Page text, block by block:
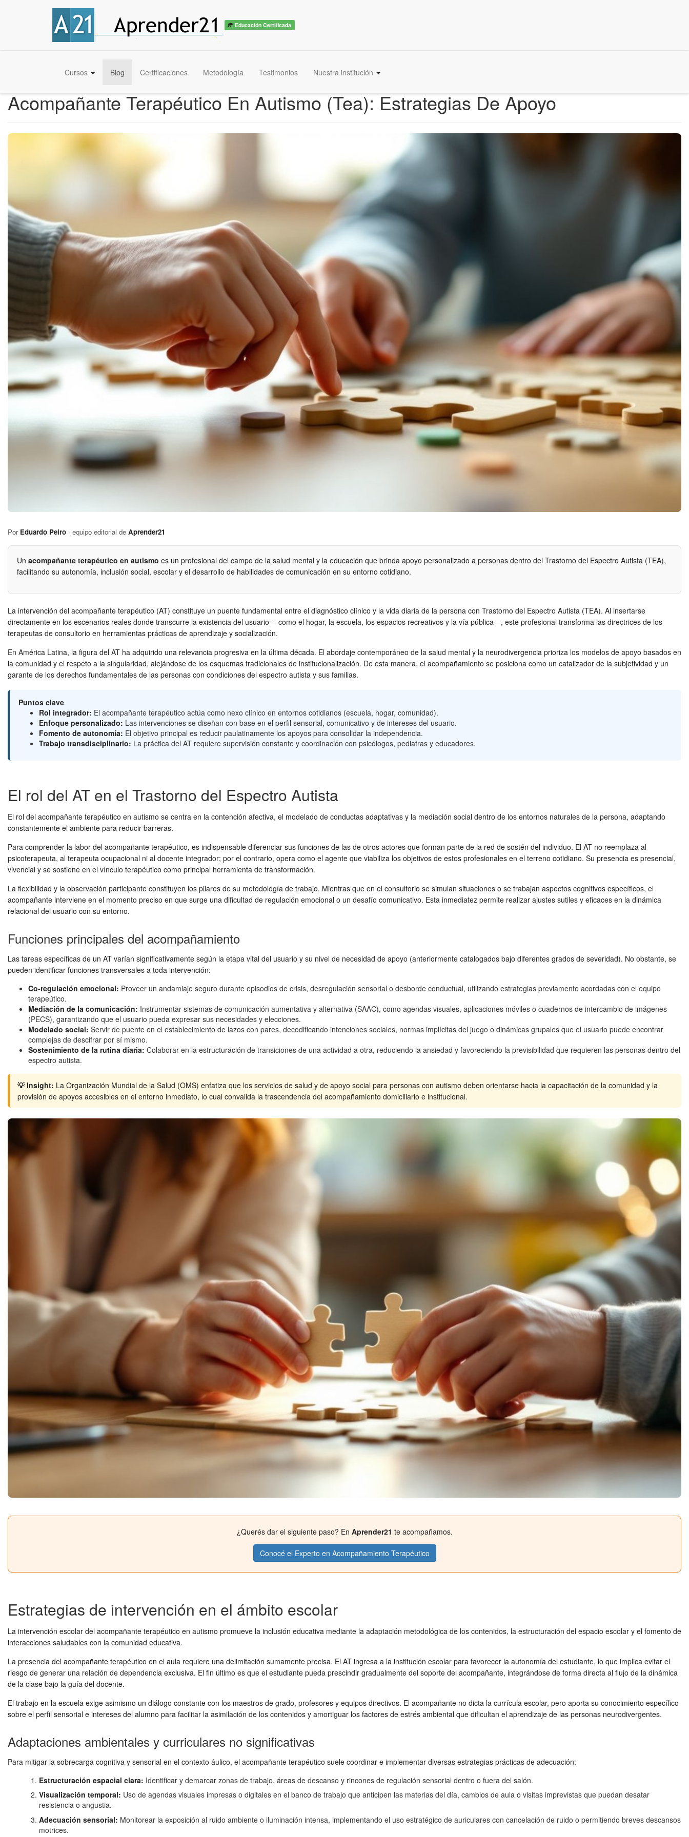
Educación Certificada
Cursos Blog Certificaciones Metodología Testimonios Nuestra institución
Acompañante Terapéutico En Autismo (Tea): Estrategias De Apoyo
Por Eduardo Peiro · equipo editorial de Aprender21
Un acompañante terapéutico en autismo es un profesional del campo de la salud mental y la educación que brinda apoyo personalizado a personas dentro del Trastorno del Espectro Autista (TEA),
facilitando su autonomía, inclusión social, escolar y el desarrollo de habilidades de comunicación en su entorno cotidiano.
La intervención del acompañante terapéutico (AT) constituye un puente fundamental entre el diagnóstico clínico y la vida diaria de la persona con Trastorno del Espectro Autista (TEA). Al insertarse
directamente en los escenarios reales donde transcurre la existencia del usuario —como el hogar, la escuela, los espacios recreativos y la vía pública—, este profesional transforma las directrices de los
terapeutas de consultorio en herramientas prácticas de aprendizaje y socialización.
En América Latina, la figura del AT ha adquirido una relevancia progresiva en la última década. El abordaje contemporáneo de la salud mental y la neurodivergencia prioriza los modelos de apoyo basados en
la comunidad y el respeto a la singularidad, alejándose de los esquemas tradicionales de institucionalización. De esta manera, el acompañamiento se posiciona como un catalizador de la subjetividad y un
garante de los derechos fundamentales de las personas con condiciones del espectro autista y sus familias.
Puntos clave
Rol integrador: El acompañante terapéutico actúa como nexo clínico en entornos cotidianos (escuela, hogar, comunidad).
Enfoque personalizado: Las intervenciones se diseñan con base en el perfil sensorial, comunicativo y de intereses del usuario.
Fomento de autonomía: El objetivo principal es reducir paulatinamente los apoyos para consolidar la independencia.
Trabajo transdisciplinario: La práctica del AT requiere supervisión constante y coordinación con psicólogos, pediatras y educadores.
El rol del AT en el Trastorno del Espectro Autista
El rol del acompañante terapéutico en autismo se centra en la contención afectiva, el modelado de conductas adaptativas y la mediación social dentro de los entornos naturales de la persona, adaptando
constantemente el ambiente para reducir barreras.
Para comprender la labor del acompañante terapéutico, es indispensable diferenciar sus funciones de las de otros actores que forman parte de la red de sostén del individuo. El AT no reemplaza al
psicoterapeuta, al terapeuta ocupacional ni al docente integrador; por el contrario, opera como el agente que viabiliza los objetivos de estos profesionales en el terreno cotidiano. Su presencia es presencial,
vivencial y se sostiene en el vínculo terapéutico como principal herramienta de transformación.
La flexibilidad y la observación participante constituyen los pilares de su metodología de trabajo. Mientras que en el consultorio se simulan situaciones o se trabajan aspectos cognitivos específicos, el
acompañante interviene en el momento preciso en que surge una dificultad de regulación emocional o un desafío comunicativo. Esta inmediatez permite realizar ajustes sutiles y eficaces en la dinámica
relacional del usuario con su entorno.
Funciones principales del acompañamiento
Las tareas específicas de un AT varían significativamente según la etapa vital del usuario y su nivel de necesidad de apoyo (anteriormente catalogados bajo diferentes grados de severidad). No obstante, se
pueden identificar funciones transversales a toda intervención:
Co-regulación emocional: Proveer un andamiaje seguro durante episodios de crisis, desregulación sensorial o desborde conductual, utilizando estrategias previamente acordadas con el equipo
terapeútico.
Mediación de la comunicación: Instrumentar sistemas de comunicación aumentativa y alternativa (SAAC), como agendas visuales, aplicaciones móviles o cuadernos de intercambio de imágenes
(PECS), garantizando que el usuario pueda expresar sus necesidades y elecciones.
Modelado social: Servir de puente en el establecimiento de lazos con pares, decodificando intenciones sociales, normas implícitas del juego o dinámicas grupales que el usuario puede encontrar
complejas de descifrar por sí mismo.
Sostenimiento de la rutina diaria: Colaborar en la estructuración de transiciones de una actividad a otra, reduciendo la ansiedad y favoreciendo la previsibilidad que requieren las personas dentro del
espectro autista.
💡 Insight: La Organización Mundial de la Salud (OMS) enfatiza que los servicios de salud y de apoyo social para personas con autismo deben orientarse hacia la capacitación de la comunidad y la
provisión de apoyos accesibles en el entorno inmediato, lo cual convalida la trascendencia del acompañamiento domiciliario e institucional.
¿Querés dar el siguiente paso? En Aprender21 te acompañamos.
Conocé el Experto en Acompañamiento Terapéutico
Estrategias de intervención en el ámbito escolar
La intervención escolar del acompañante terapéutico en autismo promueve la inclusión educativa mediante la adaptación metodológica de los contenidos, la estructuración del espacio escolar y el fomento de
interacciones saludables con la comunidad educativa.
La presencia del acompañante terapéutico en el aula requiere una delimitación sumamente precisa. El AT ingresa a la institución escolar para favorecer la autonomía del estudiante, lo que implica evitar el
riesgo de generar una relación de dependencia exclusiva. El fin último es que el estudiante pueda prescindir gradualmente del soporte del acompañante, integrándose de forma directa al flujo de la dinámica
de la clase bajo la guía del docente.
El trabajo en la escuela exige asimismo un diálogo constante con los maestros de grado, profesores y equipos directivos. El acompañante no dicta la currícula escolar, pero aporta su conocimiento específico
sobre el perfil sensorial e intereses del alumno para facilitar la asimilación de los contenidos y amortiguar los factores de estrés ambiental que dificultan el aprendizaje de las personas neurodivergentes.
Adaptaciones ambientales y curriculares no significativas
Para mitigar la sobrecarga cognitiva y sensorial en el contexto áulico, el acompañante terapéutico suele coordinar e implementar diversas estrategias prácticas de adecuación:
Estructuración espacial clara: Identificar y demarcar zonas de trabajo, áreas de descanso y rincones de regulación sensorial dentro o fuera del salón.
Visualización temporal: Uso de agendas visuales impresas o digitales en el banco de trabajo que anticipen las materias del día, cambios de aula o visitas imprevistas que puedan desatar
resistencia o angustia.
Adecuación sensorial: Monitorear la exposición al ruido ambiente o iluminación intensa, implementando el uso estratégico de auriculares con cancelación de ruido o permitiendo breves descansos
motrices.